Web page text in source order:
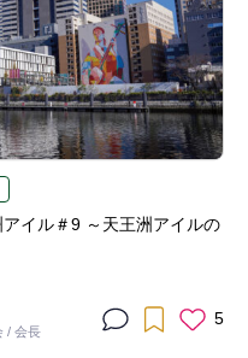
イル＃9 ～天王洲アイルの
/ 会長
5